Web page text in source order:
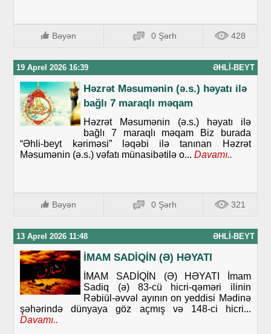
Bəyən 0 Şərh 428
19 Aprel 2026 16:39 ƏHLI-BEYT
Həzrət Məsumənin (ə.s.) həyatı ilə
bağlı 7 maraqlı məqam
Həzrət Məsumənin (ə.s.) həyatı ilə
bağlı 7 maraqlı məqam Biz burada
“Əhli-beyt kəriməsi” ləqəbi ilə tanınan Həzrət
Məsumənin (ə.s.) vəfatı münasibətilə o... Davamı..
Bəyən 0 Şərh 321
13 Aprel 2026 11:48 ƏHLI-BEYT
İMAM SADİQİN (Ə) HƏYATI
İMAM SADİQİN (Ə) HƏYATI İmam
Sadiq (ə) 83-cü hicri-qəməri ilinin
Rəbiül-əvvəl ayının on yeddisi Mədinə
şəhərində dünyaya göz açmış və 148-ci hicri...
Davamı..